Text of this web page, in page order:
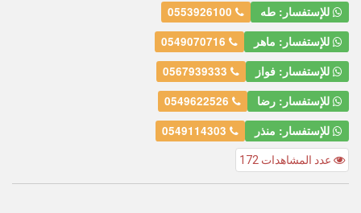
للإستفسار: طه
للإستفسار: ماهر
للإستفسار: فواز
للإستفسار: رضا
للإستفسار: منذر
عدد المشاهدات 172